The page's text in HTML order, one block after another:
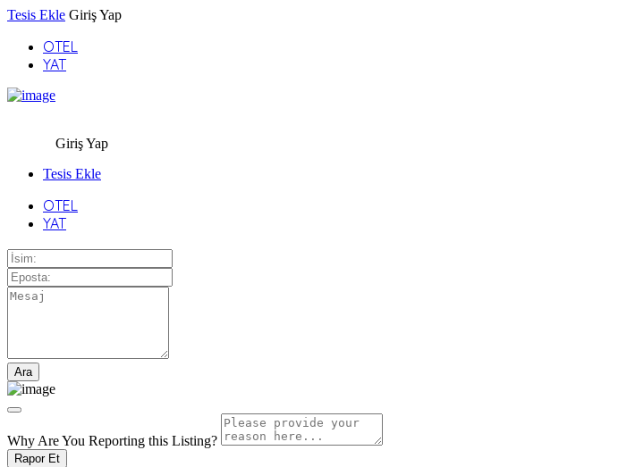
Tesis Ekle Giriş Yap
OTEL
YAT
Giriş Yap
Tesis Ekle
OTEL
YAT
Why Are You Reporting this Listing?
Rapor Et